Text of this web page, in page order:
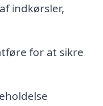
indkørsler,
for at sikre